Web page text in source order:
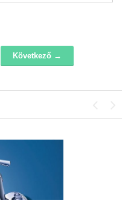
Következő →
téri